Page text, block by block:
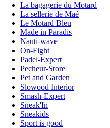
La bagagerie du Motard
La sellerie de Maé
Le Motard Bleu
Made in Paradis
Nauti-wave
On-Fight
Padel-Expert
Pecheur-Store
Pet and Garden
Slowood Interior
Smash-Expert
Sneak'In
Sneakids
Sport is good